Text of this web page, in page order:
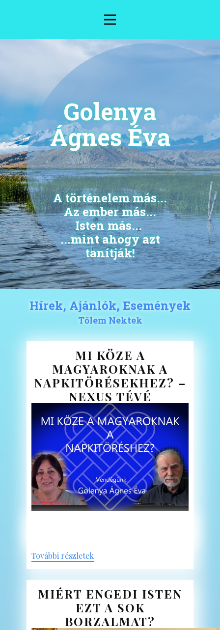
Golenya
Ágnes Éva
A történelem más...
Az ember más...
Isten más...
...mint ahogy azt
tanítják!
Hírek, Ajánlók, Események
Tőlem Nektek
MI KÖZE A
MAGYAROKNAK A
NAPKITÖRÉSEKHEZ? –
NEXUS TÉVÉ
További részletek
MIÉRT ENGEDI ISTEN
EZT A SOK
BORZALMAT?